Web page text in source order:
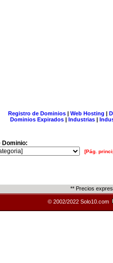
Registro de Dominios| Web Hosting |
Dominios Expirados | Industrias |
Dominio:
[Pág.
** Precios
© 2002/2022 Solo10.com